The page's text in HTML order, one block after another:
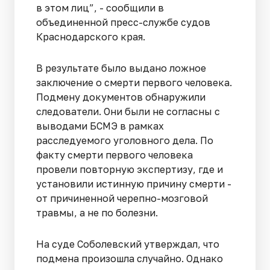
в этом лиц”, - сообщили в
объединенной пресс-службе судов
Краснодарского края.
В результате было выдано ложное
заключение о смерти первого человека.
Подмену документов обнаружили
следователи. Они были не согласны с
выводами БСМЭ в рамках
расследуемого уголовного дела. По
факту смерти первого человека
провели повторную экспертизу, где и
установили истинную причину смерти -
от причиненной черепно-мозговой
травмы, а не по болезни.
На суде Соболевский утверждал, что
подмена произошла случайно. Однако